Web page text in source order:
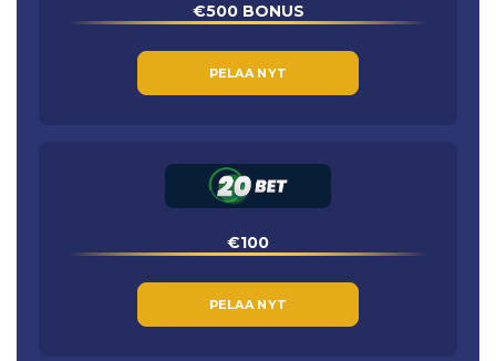
€500 BONUS
PELAA NYT
€100
PELAA NYT